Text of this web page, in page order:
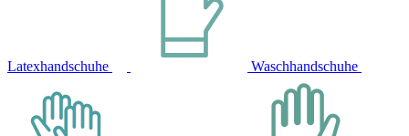
Latexhandschuhe Waschhandschuhe